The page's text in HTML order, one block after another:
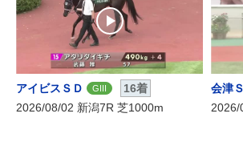
アイビスＳＤ GIII
16着
2026/08/02 新潟7R 芝1000m
会津Ｓ
2026/